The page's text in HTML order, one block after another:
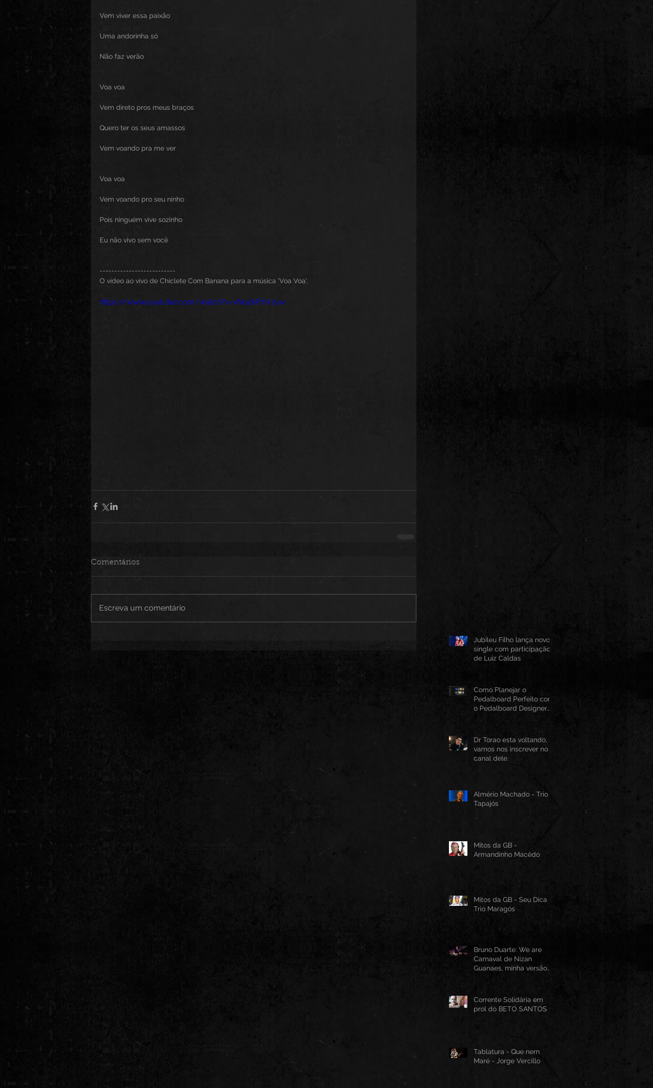
Vem viver essa paixão
Uma andorinha só
Não faz verão
Voa voa
Vem direto pros meus braços
Quero ter os seus amassos
Vem voando pra me ver
Voa voa
Vem voando pro seu ninho
Pois ninguém vive sozinho
Eu não vivo sem você
--------------------------
O vídeo ao vivo de Chiclete Com Banana para a música 'Voa Voa'.
https://www.youtube.com/watch?v=xNo2kP7HJyw
Comentários
Escreva um comentário
Jubileu Filho lança novo
single com participação
de Luiz Caldas
Como Planejar o
Pedalboard Perfeito com
o Pedalboard Designer
Dr Torao esta voltando,
vamos nos inscrever no
canal dele.
Almério Machado - Trio
Tapajós
Mitos da GB -
Armandinho Macêdo
Mitos da GB - Seu Dica -
Trio Maragós
Bruno Duarte: We are
Carnaval de Nizan
Guanaes, minha versão
Corrente Solidária em
prol do BETO SANTOS
Tablatura - Que nem
Maré - Jorge Vercillo